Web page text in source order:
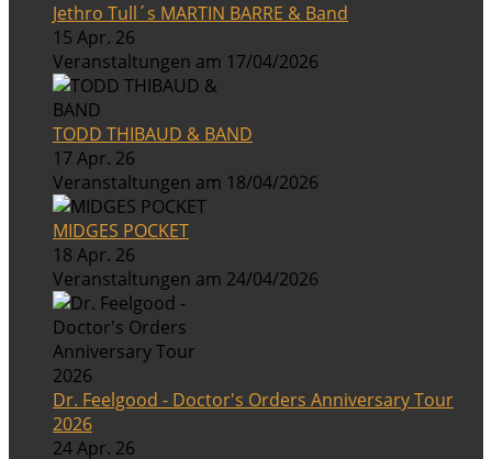
Jethro Tull´s MARTIN BARRE & Band
15 Apr. 26
Veranstaltungen am 17/04/2026
TODD THIBAUD & BAND
17 Apr. 26
Veranstaltungen am 18/04/2026
MIDGES POCKET
18 Apr. 26
Veranstaltungen am 24/04/2026
Dr. Feelgood - Doctor's Orders Anniversary Tour
2026
24 Apr. 26